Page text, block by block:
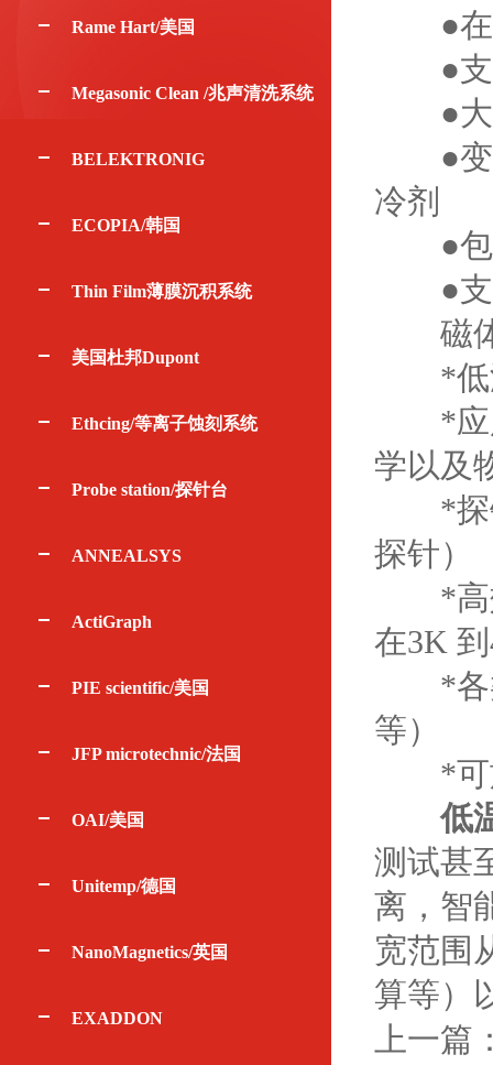
Rame Hart/美国
Megasonic Clean /兆声清洗系统
BELEKTRONIG
ECOPIA/韩国
Thin Film薄膜沉积系统
美国杜邦Dupont
Ethcing/等离子蚀刻系统
Probe station/探针台
ANNEALSYS
ActiGraph
PIE scientific/美国
JFP microtechnic/法国
OAI/美国
Unitemp/德国
NanoMagnetics/英国
EXADDON
●在真
●支持
●大磁
●变温
冷剂
●包含
●支
磁体
*低温
*应用
学以及
*探针
探针）
*高效
在3K
*各类
等）
*可施
低
测试甚
离，智
宽范围
算等）
上一篇